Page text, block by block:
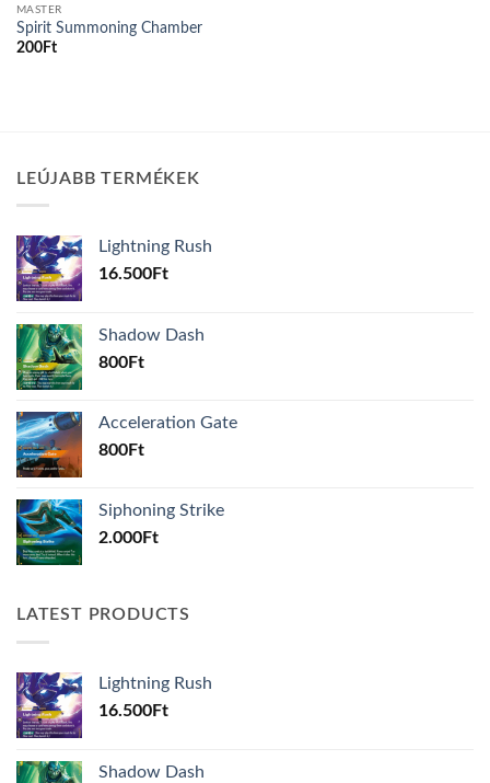
MASTER
Spirit Summoning Chamber
200Ft
LEÚJABB TERMÉKEK
Lightning Rush
16.500Ft
Shadow Dash
800Ft
Acceleration Gate
800Ft
Siphoning Strike
2.000Ft
LATEST PRODUCTS
Lightning Rush
16.500Ft
Shadow Dash